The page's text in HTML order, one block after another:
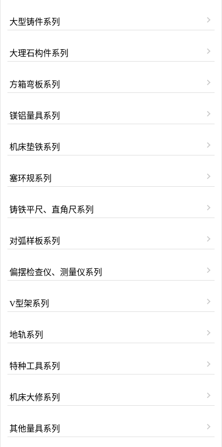
大型铸件系列
大理石构件系列
方箱弯板系列
镁铝量具系列
机床垫铁系列
塞环规系列
铸铁平尺、直角尺系列
对弧样板系列
偏摆检查仪、测量仪系列
V型架系列
地轨系列
特种工具系列
机床大修系列
其他量具系列